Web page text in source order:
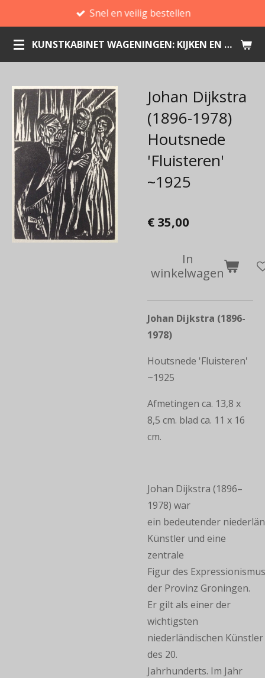
direct
naar
de
KUNSTKABINET WAGENINGEN: KIJKEN EN KOPEN
Snel en veilig bestellen
Johan Dijkstra
(1896-1978)
Houtsnede
'Fluisteren'
~1925
€ 35,00
In
winkelwagen
Johan Dijkstra (1896-
1978)
Houtsnede 'Fluisteren'
~1925
Afmetingen ca. 13,8 x
8,5 cm. blad ca. 11 x 16
cm.
Johan Dijkstra (1896–
1978) war
ein bedeutender
Künstler und eine
zentrale
Figur des
der Provinz Groningen.
Er gilt als einer der
wichtigsten
niederländischen Künstler
des 20.
Jahrhunderts. Im Jahr